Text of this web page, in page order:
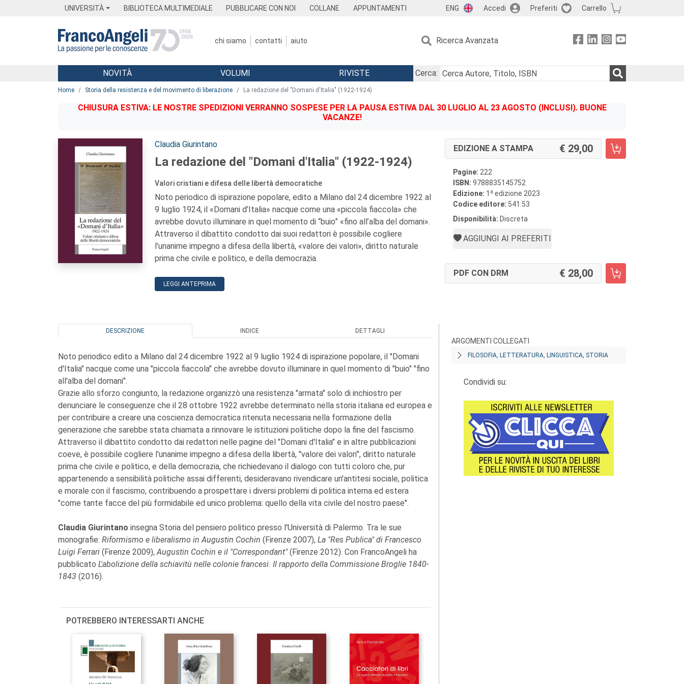
UNIVERSITÀ BIBLIOTECA MULTIMEDIALE PUBBLICARE CON NOI COLLANE APPUNTAMENTI ENG Accedi Preferiti Carrello
chi siamo contatti aiuto Ricerca Avanzata
Menu
NOVITÀ VOLUMI RIVISTE
Cerca:
Home Storia della resistenza e del movimento di liberazione La redazione del "Domani d'Italia" (1922-1924)
CHIUSURA ESTIVA: LE NOSTRE SPEDIZIONI VERRANNO SOSPESE PER LA PAUSA ESTIVA DAL 30 LUGLIO AL 23 AGOSTO (INCLUSI). BUONE
VACANZE!
Autori:
Claudia Giurintano
La redazione del "Domani d'Italia" (1922-1924)
Valori cristiani e difesa delle libertà democratiche
Noto periodico di ispirazione popolare, edito a Milano dal 24 dicembre 1922 al
9 luglio 1924, il «Domani d’Italia» nacque come una «piccola fiaccola» che
avrebbe dovuto illuminare in quel momento di “buio” «fino all’alba del domani».
Attraverso il dibattito condotto dai suoi redattori è possibile cogliere
l’unanime impegno a difesa della libertà, «valore dei valori», diritto naturale
prima che civile e politico, e della democrazia.
LEGGI ANTEPRIMA
EDIZIONE A STAMPA 29,00
Pagine: 222
ISBN: 9788835145752
Edizione: 1 a edizione 2023
Codice editore: 541.53
Disponibilità: Discreta
AGGIUNGI AI PREFERITI
PDF CON DRM 28,00
DESCRIZIONE INDICE DETTAGLI
Noto periodico edito a Milano dal 24 dicembre 1922 al 9 luglio 1924 di ispirazione popolare, il "Domani
d'Italia" nacque come una "piccola fiaccola" che avrebbe dovuto illuminare in quel momento di "buio" "fino
all'alba del domani".
Grazie allo sforzo congiunto, la redazione organizzò una resistenza "armata" solo di inchiostro per
denunciare le conseguenze che il 28 ottobre 1922 avrebbe determinato nella storia italiana ed europea e
per contribuire a creare una coscienza democratica ritenuta necessaria nella formazione della
generazione che sarebbe stata chiamata a rinnovare le istituzioni politiche dopo la fine del fascismo.
Attraverso il dibattito condotto dai redattori nelle pagine del "Domani d'Italia" e in altre pubblicazioni
coeve, è possibile cogliere l'unanime impegno a difesa della libertà, "valore dei valori", diritto naturale
prima che civile e politico, e della democrazia, che richiedevano il dialogo con tutti coloro che, pur
appartenendo a sensibilità politiche assai differenti, desideravano rivendicare un'antitesi sociale, politica
e morale con il fascismo, contribuendo a prospettare i diversi problemi di politica interna ed estera
"come tante facce del più formidabile ed unico problema: quello della vita civile del nostro paese".
Claudia Giurintano insegna Storia del pensiero politico presso l'Università di Palermo. Tra le sue
monografie: Riformismo e liberalismo in Augustin Cochin (Firenze 2007), La "Res Publica" di Francesco
Luigi Ferrari (Firenze 2009),Augustin Cochin e il "Correspondant"(Firenze 2012). Con FrancoAngeli ha
pubblicato L'abolizione della schiavitù nelle colonie francesi. Il rapporto della Commissione Broglie 1840-
1843 (2016).
POTREBBERO INTERESSARTI ANCHE
ARGOMENTI COLLEGATI
FILOSOFIA, LETTERATURA, LINGUISTICA, STORIA
Condividi su: